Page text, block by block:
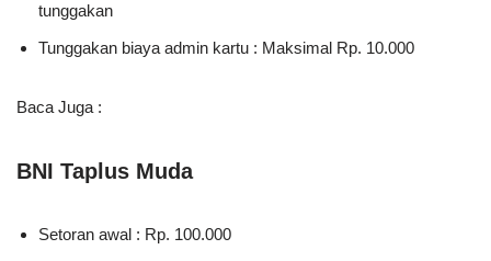
tunggakan
Tunggakan biaya admin kartu : Maksimal Rp. 10.000
Baca Juga :
BNI Taplus Muda
Setoran awal : Rp. 100.000